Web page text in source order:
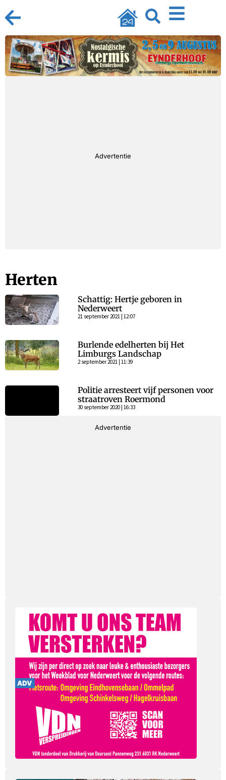
Advertentie
Herten
Schattig: Hertje geboren in
Nederweert
21 september 2021 | 12:07
Burlende edelherten bij Het
Limburgs Landschap
2 september 2021 | 11:39
Politie arresteert vijf personen voor
straatroven Roermond
30 september 2020 | 16:33
Advertentie